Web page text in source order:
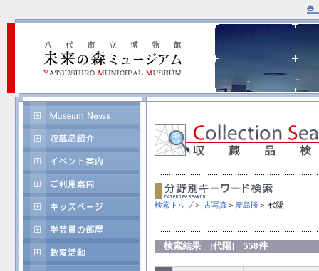
検索トップ＞ 古写真＞ 麦島勝＞ 代陽
検索結果 [代陽] 558件